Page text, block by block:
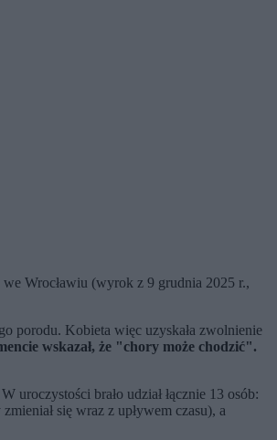
we Wrocławiu (wyrok z 9 grudnia 2025 r.,
porodu. Kobieta więc uzyskała zwolnienie
wskazał, że "chory może chodzić".
brało udział łącznie 13 osób:
się wraz z upływem czasu), a